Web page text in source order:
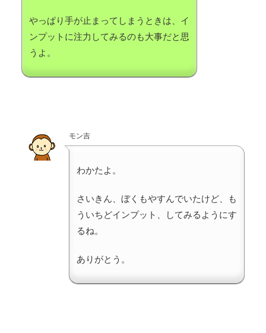
やっぱり手が止まってしまうときは、イ
ンプットに注力してみるのも大事だと思
うよ。
モン吉
わかたよ。
さいきん、ぼくもやすんでいたけど、も
ういちどインプット、してみるようにす
るね。
ありがとう。